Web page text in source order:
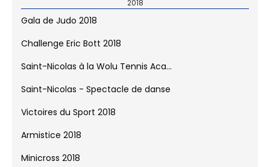
Musicales Dynamicone - Livio Hans 2...
Gala de Judo 2018
Challenge Eric Bott 2018
Saint-Nicolas à la Wolu Tennis Aca...
Saint-Nicolas - Spectacle de danse